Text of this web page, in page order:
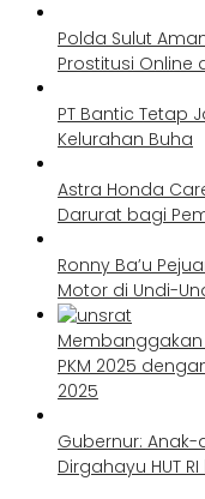
Polda Sulut
Prostitusi Online
PT Bantic Tetap
Kelurahan Buha
Astra Honda
Darurat bagi
Ronny Ba’u
Motor di Undi-
Membanggakan
PKM 2025
2025
Gubernur:
Dirgahayu HUT